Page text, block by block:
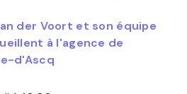
der Voort et son équipe
à l'agence de
d'Ascq